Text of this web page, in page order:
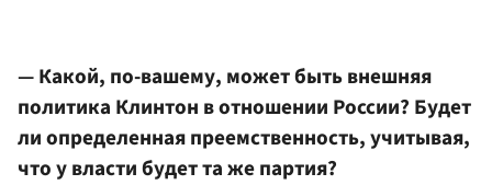
— Какой, по-вашему, может быть внешняя
политика Клинтон в отношении России? Будет
ли определенная преемственность, учитывая,
что у власти будет та же партия?